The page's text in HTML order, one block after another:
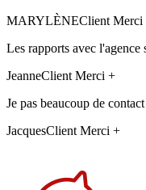
MARYLÈNEClient Merci
Les rapports avec l'agence
JeanneClient Merci +
Je pas beaucoup de contact
JacquesClient Merci +